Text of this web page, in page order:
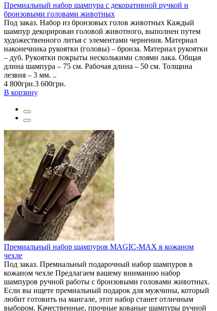
Премиальный набор шампура с декоративной ручкой и
бронзовыми головами животных
Под заказ. Набор из бронзовых голов животных Каждый
шампур декорирован головой животного, выполнен путем
художественного литья с элементами чернения. Материал
наконечника рукоятки (головы) – бронза. Материал рукоятки
– дуб. Рукоятки покрыты несколькими слоями лака. Общая
длина шампура – 75 см. Рабочая длина – 50 см. Толщина
лезвия – 3 мм. ..
4 800грн.3 600грн.
В корзину
Премиальный набор шампуров MAGIC-MAX в кожаном
чехле
Под заказ. Премиальный подарочный набор шампуров в
кожаном чехле Предлагаем вашему вниманию набор
шампуров ручной работы с бронзовыми головами животных.
Если вы ищете премиальный подарок для мужчины, который
любит готовить на мангале, этот набор станет отличным
выбором. Качественные, прочные кованые шампуры ручной